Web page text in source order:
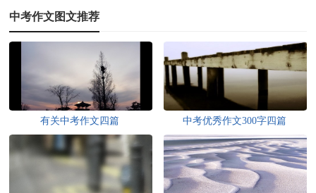
中考作文图文推荐
有关中考作文四篇 中考优秀作文300字四篇